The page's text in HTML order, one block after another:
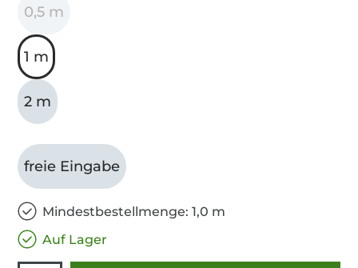
0,5 m
1 m
2 m
freie Eingabe
Mindestbestellmenge: 1,0 m
Auf Lager